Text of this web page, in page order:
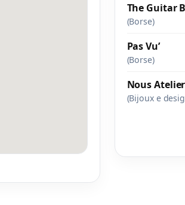
The Guitar
(Borse)
Pas Vu’
(Borse)
Nous Atelier
(Bijoux e